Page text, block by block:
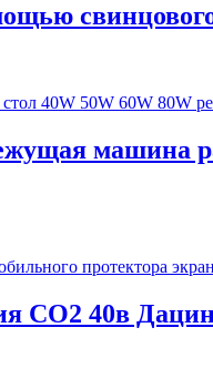
машина
СО2 40в